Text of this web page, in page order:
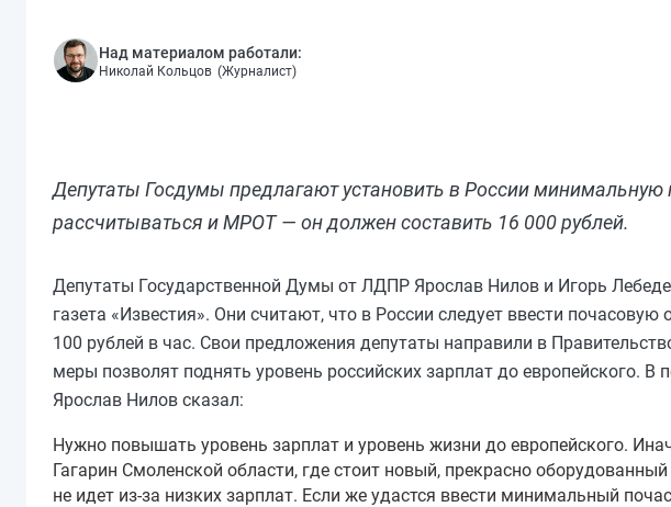
Над материалом работали:
Николай Кольцов (Журналист)
Депутаты Госдумы предлагают установить в России минимальную
рассчитываться и МРОТ — он должен составить 16 000 рублей.
Депутаты Государственной Думы от ЛДПР Ярослав Нилов и Игорь
газета «Известия». Они считают, что в России следует ввести
100 рублей в час. Свои предложения депутаты направили в
меры позволят поднять уровень российских зарплат до европейского.
Ярослав Нилов сказал:
Нужно повышать уровень зарплат и уровень жизни до европейского.
Гагарин Смоленской области, где стоит новый, прекрасно
не идет из-за низких зарплат. Если же удастся ввести минимальный